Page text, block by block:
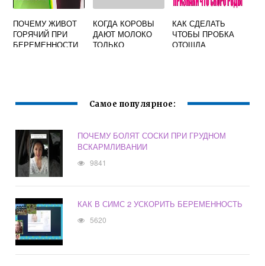
ПОЧЕМУ ЖИВОТ
ГОРЯЧИЙ ПРИ
БЕРЕМЕННОСТИ
КОГДА КОРОВЫ
ДАЮТ МОЛОКО
ТОЛЬКО
КАК СДЕЛАТЬ
ЧТОБЫ ПРОБКА
ОТОШЛА
Самое популярное:
ПОЧЕМУ БОЛЯТ СОСКИ ПРИ ГРУДНОМ
ВСКАРМЛИВАНИИ
9841
КАК В СИМС 2 УСКОРИТЬ БЕРЕМЕННОСТЬ
5620